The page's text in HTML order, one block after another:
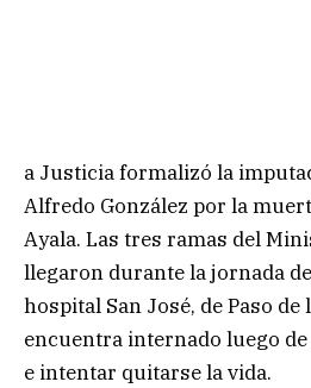
a Justicia formalizó la
Alfredo González por la
Ayala. Las tres ramas del
llegaron durante la jornada
hospital San José, de Paso
encuentra internado luego
e intentar quitarse la vida.